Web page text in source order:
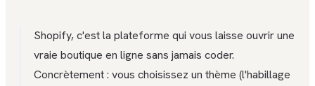
Shopify, c'est la plateforme qui vous laisse ouvrir une
vraie boutique en ligne sans jamais coder.
Concrètement : vous choisissez un thème (l'habillage